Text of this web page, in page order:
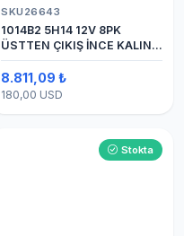
SKU26643
1014B2 5H14 12V 8PK
ÜSTTEN ÇIKIŞ İNCE KALIN
(SANDEN) KLİMA
KOMPESÖRÜ
8.811,09 ₺
180,00 USD
Stokta